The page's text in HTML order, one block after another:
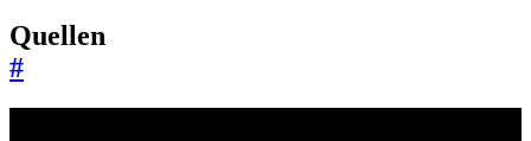
Quellen
#